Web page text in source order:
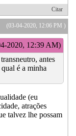
Citar
(03-04-2020, 12:06 PM )
2020, 12:39 AM)
antes
é a minha
(eu
atrações
talvez lhe possam